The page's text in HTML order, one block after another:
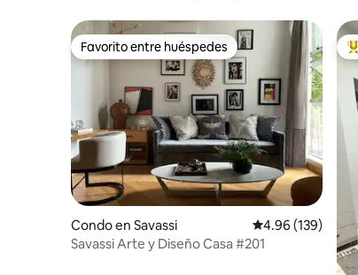
Favorito entre huéspedes
Favorito entre huéspedes
Condo en Savassi Calificación
4.96 (139)
Savassi Arte y Diseño Casa #201